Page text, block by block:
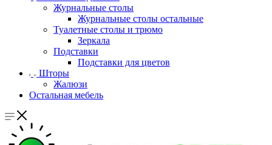
Журнальные столы
Журнальные столы остальные
Туалетные столы и трюмо
Зеркала
Подставки
Подставки для цветов
Шторы
Жалюзи
Остальная мебель